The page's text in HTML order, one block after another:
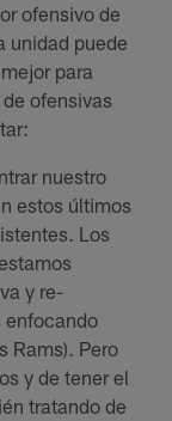
ofensivo de
unidad puede
para
ofensivas
nuestro
estos últimos
Los
y re-
enfocando
Rams). Pero
y de tener el
tratando de